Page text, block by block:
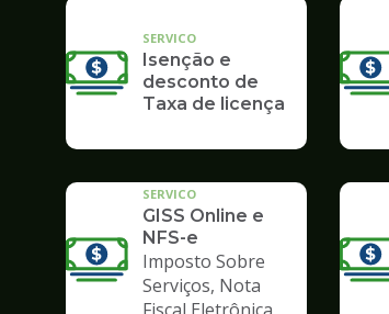
SERVICO
Isenção e
desconto de
Taxa de licença
SERVICO
GISS Online e
NFS-e
Imposto Sobre
Serviços, Nota